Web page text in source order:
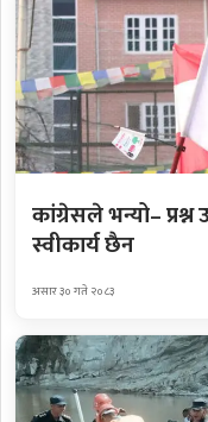
कांग्रेसले भन्यो– प्रश्न
स्वीकार्य छैन
असार ३० गते २०८३